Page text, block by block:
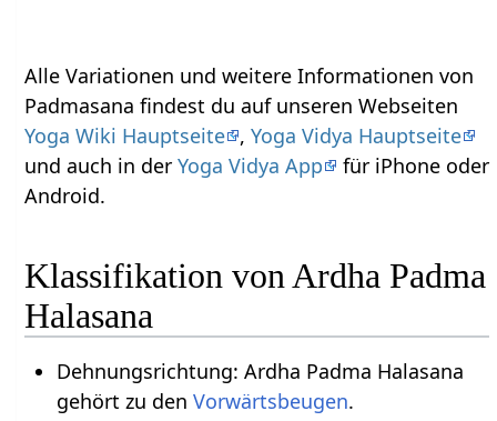
Alle Variationen und weitere Informationen von
Padmasana findest du auf unseren Webseiten
Yoga Wiki Hauptseite ,Yoga Vidya Hauptseite
und auch in derYoga Vidya App
für iPhone oder
Android.
Klassifikation von Ardha Padma
Halasana
Dehnungsrichtung: Ardha Padma Halasana
gehört zu den Vorwärtsbeugen.